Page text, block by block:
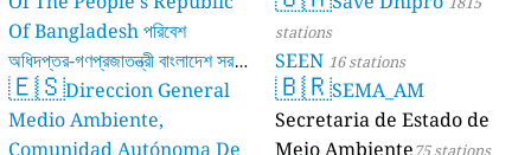
Of Bangladesh পরিবেশ
অধিদপ্তর-গণপ্রজাতন্ত্রী বাংলাদেশ সরকার
17 stations
🇪🇸Direccion General
Medio Ambiente,
Comunidad Autónoma De
stations
SEEN 16 stations
🇧🇷SEMA_AM
Secretaria de Estado de
Meio Ambiente75 stations